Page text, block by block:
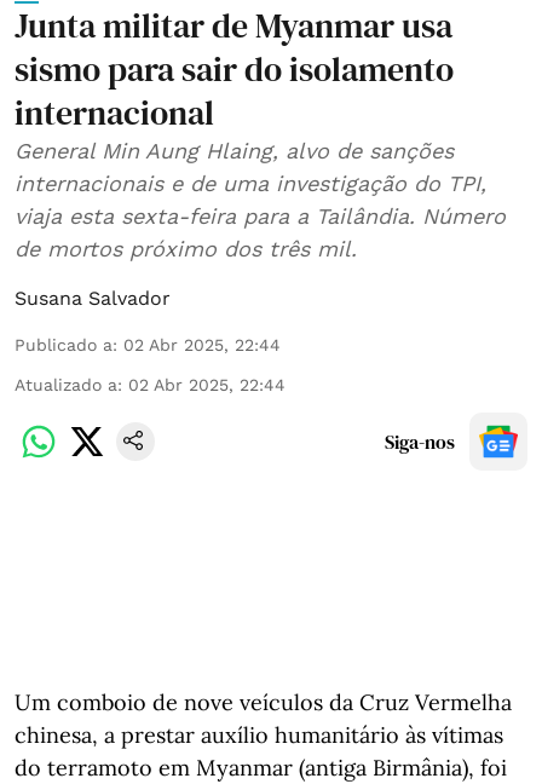
Junta militar de Myanmar usa
sismo para sair do isolamento
internacional
General Min Aung Hlaing, alvo de sanções
internacionais e de uma investigação do TPI,
viaja esta sexta-feira para a Tailândia. Número
de mortos próximo dos três mil.
Susana Salvador
Publicado a: 02 Abr 2025, 22:44
Atualizado a: 02 Abr 2025, 22:44
Siga-nos
Um comboio de nove veículos da Cruz Vermelha
chinesa, a prestar auxílio humanitário às vítimas
do terramoto em Myanmar (antiga Birmânia), foi